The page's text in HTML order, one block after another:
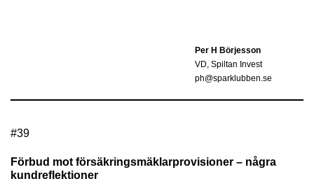
Per H Börjesson
VD, Spiltan Invest
ph@sparklubben.se
#39
Förbud mot försäkringsmäklarprovisioner – några
kundreflektioner